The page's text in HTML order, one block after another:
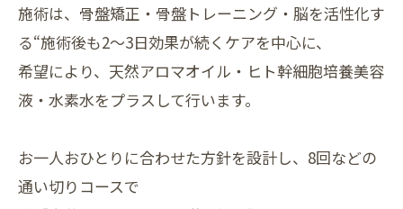
施術は、骨盤矯正・骨盤トレーニング・脳を活性化す
る“施術後も2〜3日効果が続くケアを中心に、
希望により、天然アロマオイル・ヒト幹細胞培養美容
液・水素水をプラスして行います。
お一人おひとりに合わせた方針を設計し、8回などの
通い切りコースで